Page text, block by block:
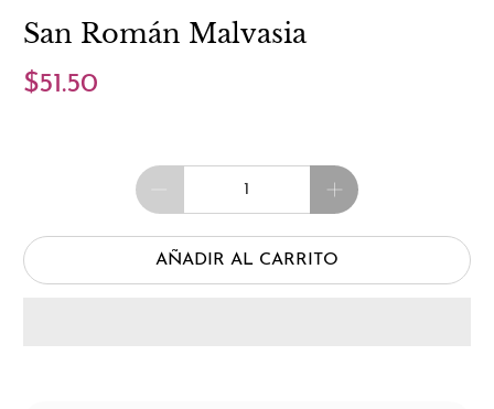
San Román Malvasia
$51.50
Cantidad
AÑADIR AL CARRITO